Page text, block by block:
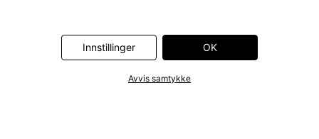
Ltd, RTB-House GmbH, Snap Group Ltd, TikTok Information
Technologies UK Ltd. Ytterligere informasjon om
. Informasjonen er også tilgjengelig via en
Innstillinger OK
Avvis samtykke